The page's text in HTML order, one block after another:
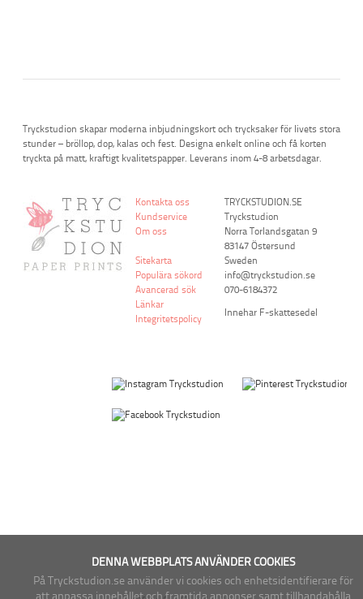
DENNA WEBBPLATS ANVÄNDER COOKIES
På Tryckstudion.se använder vi cookies och enhetsidentifierare för
att anpassa innehållet och framtida annonser samt tillhandahålla
Tryckstudion skapar moderna inbjudningskort och trycksaker för livets stora
stunder – bröllop, dop, kalas och fest. Designa enkelt online och få korten
tryckta på matt, kraftigt kvalitetspapper. Leverans inom 4-8 arbetsdagar.
Kontakta oss
Kundservice
Om oss
Sitekarta
Populära sökord
Avancerad sök
Länkar
Integritetspolicy
TRYCKSTUDION.SE
Tryckstudion
Norra Torlandsgatan 9
83147 Östersund
Sweden
info@tryckstudion.se
070-6184372
Innehar F-skattesedel